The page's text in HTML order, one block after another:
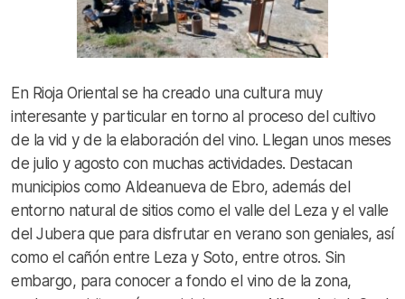
En Rioja Oriental se ha creado una cultura muy
interesante y particular en torno al proceso del cultivo
de la vid y de la elaboración del vino. Llegan unos meses
de julio y agosto con muchas actividades. Destacan
municipios como Aldeanueva de Ebro, además del
entorno natural de sitios como el valle del Leza y el valle
del Jubera que para disfrutar en verano son geniales, así
como el cañón entre Leza y Soto, entre otros. Sin
embargo, para conocer a fondo el vino de la zona,